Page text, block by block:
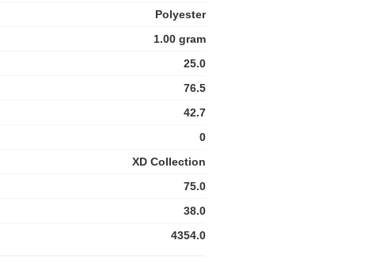
Polyester
1.00 gram
25.0
76.5
42.7
0
XD Collection
75.0
38.0
4354.0